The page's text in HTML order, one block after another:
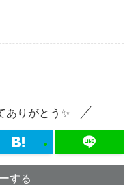
ありがとう✨
する